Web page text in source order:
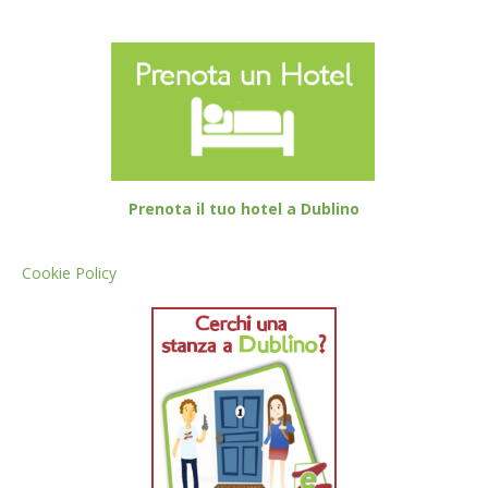
Prenota il tuo hotel a Dublino
Cookie Policy